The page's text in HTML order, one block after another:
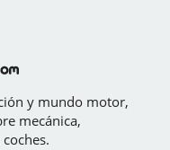
y mundo motor,
mecánica,